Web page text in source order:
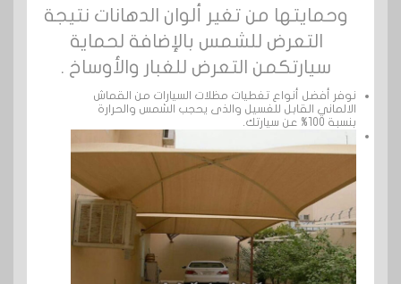
وحمايتها من تغير ألوان الدهانات نتيجة
التعرض للشمس بالإضافة لحماية
سيارتكمن التعرض للغبار والأوساخ .
نوفر أفضل أنواع تغطيات مظلات السيارات من القماش
الالماني القابل للغسيل والذى يحجب الشمس والحرارة
بنسبة 100% عن سيارتك.